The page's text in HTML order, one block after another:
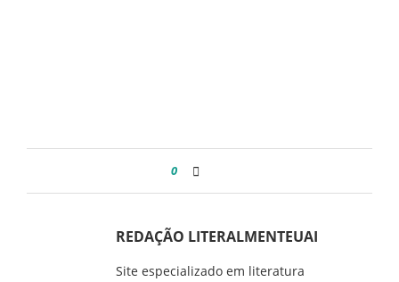
0
REDAÇÃO LITERALMENTEUAI
Site especializado em literatura